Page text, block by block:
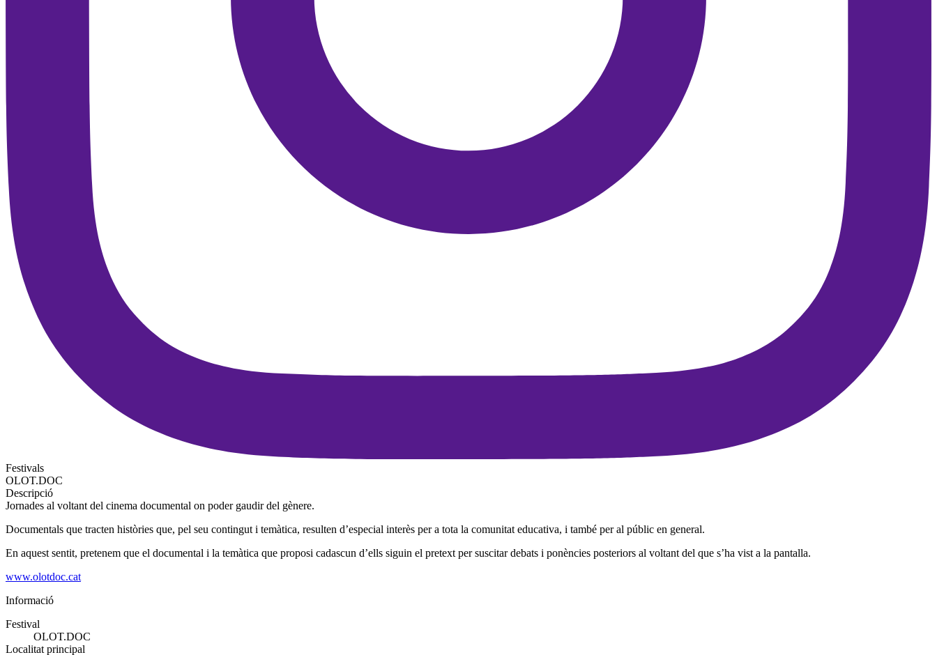
Festivals
OLOT.DOC
Descripció
Jornades al voltant del cinema documental on poder gaudir del gènere.
Documentals que tracten històries que, pel seu contingut i temàtica, resulten d’especial interès per a tota la comunitat educativa, i també per al públic en general.
En aquest sentit, pretenem que el documental i la temàtica que proposi cadascun d’ells siguin el pretext per suscitar debats i ponències posteriors al voltant del que s’ha vist a la pantalla.
www.olotdoc.cat
Informació
Festival
OLOT.DOC
Localitat principal